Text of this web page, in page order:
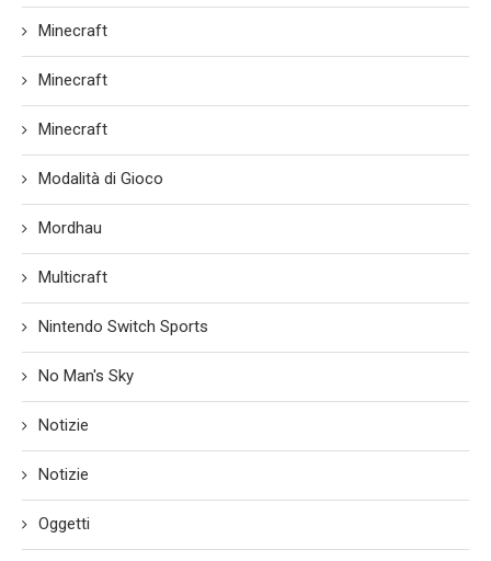
Minecraft
Minecraft
Minecraft
Modalità di Gioco
Mordhau
Multicraft
Nintendo Switch Sports
No Man's Sky
Notizie
Notizie
Oggetti